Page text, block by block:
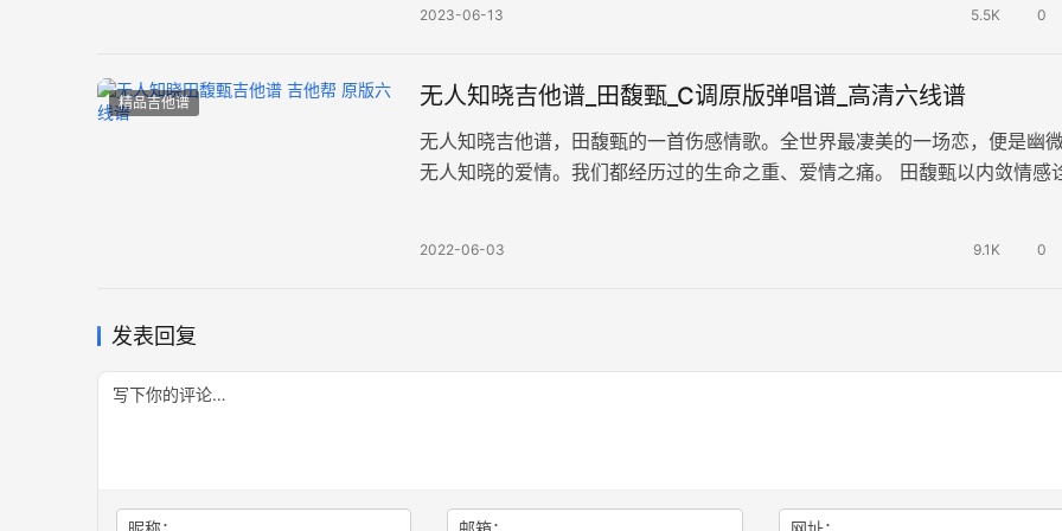
2023-06-13 5.5K 0
精品吉他谱 无人知晓吉他谱_田馥甄_C调原版弹唱谱_高清六线谱
无人知晓吉他谱，田馥甄的一首伤感情歌。全世界最凄美的一场恋，便是幽
无人知晓的爱情。我们都经历过的生命之重、爱情之痛。 田馥甄以内敛情感
2022-06-03 9.1K 0
发表回复